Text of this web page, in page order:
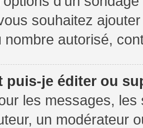
souhaitez
nombre autorisé,
puis-je éditer ou
les messages,
un modérateur